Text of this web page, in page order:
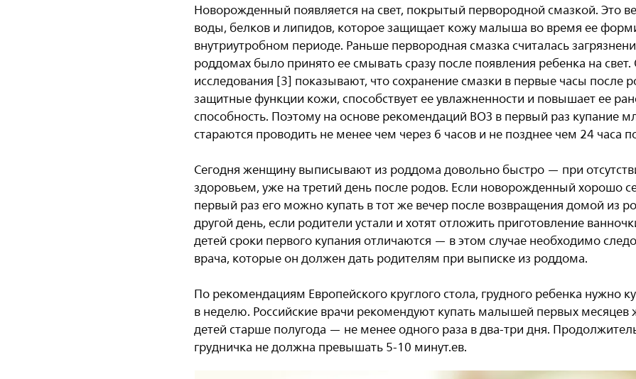
Новорожденный появляется на свет, покрытый первородной смазкой. Это
воды, белков и липидов, которое защищает кожу малыша во время ее
внутриутробном периоде. Раньше первородная смазка считалась
роддомах было принято ее смывать сразу после появления ребенка на
исследования [3] показывают, что сохранение смазки в первые часы после
защитные функции кожи, способствует ее увлажненности и повышает ее
способность. Поэтому на основе рекомендаций ВОЗ в первый раз купание
стараются проводить не менее чем через 6 часов и не позднее чем 24 часа
Сегодня женщину выписывают из роддома довольно быстро — при
здоровьем, уже на третий день после родов. Если новорожденный хорошо
первый раз его можно купать в тот же вечер после возвращения домой из
другой день, если родители устали и хотят отложить приготовление
детей сроки первого купания отличаются — в этом случае необходимо
врача, которые он должен дать родителям при выписке из роддома.
По рекомендациям Европейского круглого стола, грудного ребенка нужно
в неделю. Российские врачи рекомендуют купать малышей первых месяцев
детей старше полугода — не менее одного раза в два-три дня.
грудничка не должна превышать 5-10 минут.ев.